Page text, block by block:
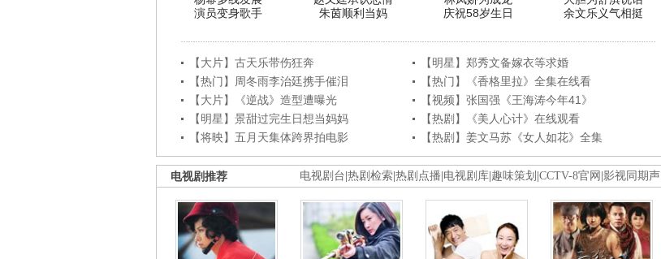
演员变身歌手
朱茵顺利当妈
庆祝58岁生日
余文乐义气相挺
【大片】古天乐带伤狂奔
【明星】郑秀文备嫁衣等求婚
【热门】周冬雨李治廷携手催泪
【热门】《香格里拉》全集在线看
【大片】《逆战》造型遭曝光
【视频】张国强《王海涛今年41》
【明星】景甜过完生日想当妈妈
【热剧】《美人心计》在线观看
【将映】五月天集体跨界拍电影
【热剧】姜文马苏《女人如花》全集
电视剧台 热剧检索 热剧点播 电视剧库 趣味策划 CCTV-8官网 影视同期声
电视剧推荐